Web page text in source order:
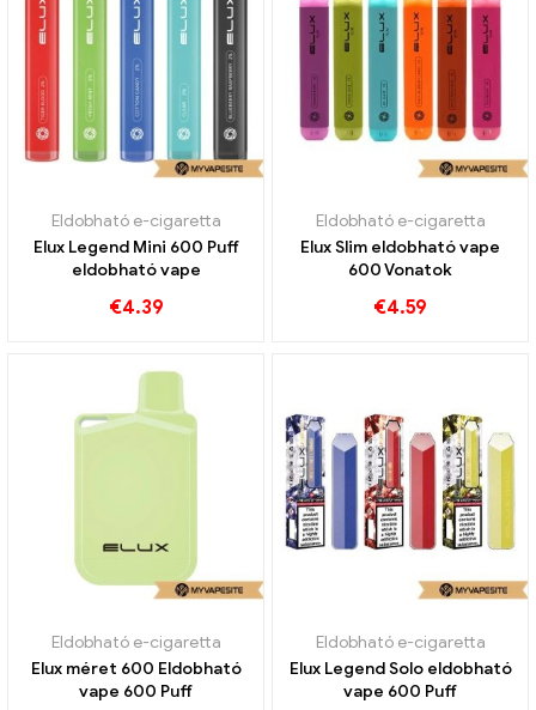
Eldobható e-cigaretta
Elux Legend Mini 600 Puff
eldobható vape
€4.39
Eldobható e-cigaretta
Elux Slim eldobható vape
600 Vonatok
€4.59
Eldobható e-cigaretta
Elux méret 600 Eldobható
vape 600 Puff
Eldobható e-cigaretta
Elux Legend Solo eldobható
vape 600 Puff